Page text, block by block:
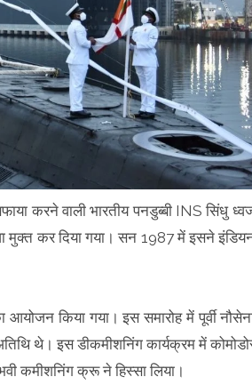
करने वाली भारतीय पनडुब्बी INS सिंधु
मुक्त कर दिया गया। सन 1987 में इसने
किया गया। इस समारोह में पूर्वी
थे। इस डीकमीशनिंग कार्यक्रम में
कमीशनिंग क्रू ने हिस्सा लिया।